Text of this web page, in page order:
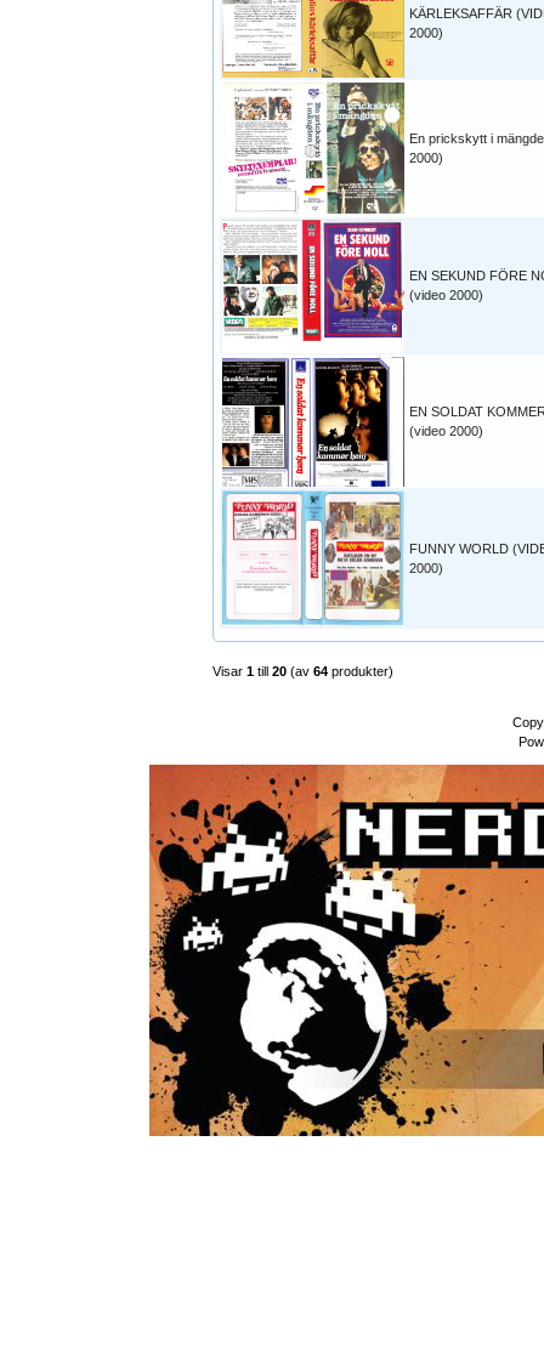
KÄRLEKSAFFÄR
2000)
En prickskytt i
2000)
EN SEKUND FÖRE
(video 2000)
EN SOLDAT
(video 2000)
FUNNY WORLD
2000)
Visar 1 till 20 (av 64 produkter)